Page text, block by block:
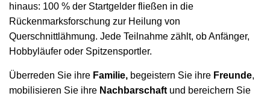
hinaus: 100 % der Startgelder fließen in die
Rückenmarksforschung zur Heilung von
Querschnittlähmung. Jede Teilnahme zählt, ob Anfänger,
Hobbyläufer oder Spitzensportler.
Überreden Sie ihre Familie, begeistern Sie ihre Freunde,
mobilisieren Sie ihre Nachbarschaft und bereichern Sie